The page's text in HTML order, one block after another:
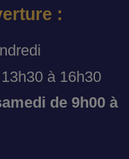
:
à 16h30
de 9h00 à